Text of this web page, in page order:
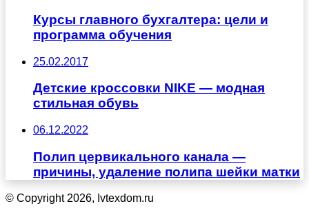
Курсы главного бухгалтера: цели и
программа обучения
25.02.2017
Детские кроссовки NIKE — модная
стильная обувь
06.12.2022
Полип цервикального канала —
причины, удаление полипа шейки матки
© Copyright 2026, Ivtexdom.ru